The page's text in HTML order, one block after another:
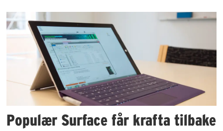
Populær Surface får krafta tilbake